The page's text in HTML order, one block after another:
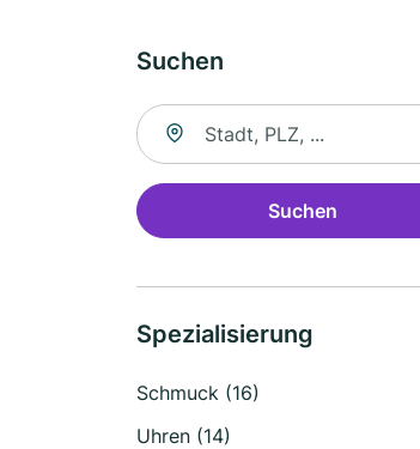
Suchen
Suche nach Ort
Suchen
Spezialisierung
Schmuck (16)
Uhren (14)